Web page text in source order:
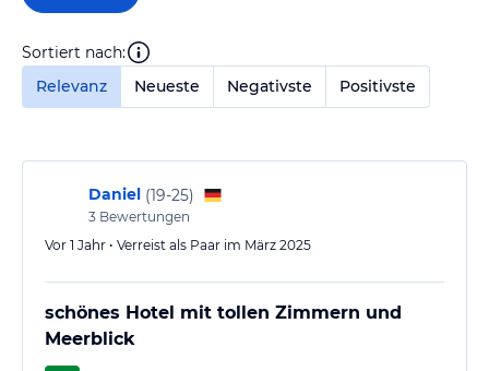
Sortiert nach:
Relevanz
Neueste Negativste Positivste
Daniel (19-25)
3 Bewertungen
Vor 1 Jahr • Verreist als Paar im März 2025
schönes Hotel mit tollen Zimmern und
Meerblick